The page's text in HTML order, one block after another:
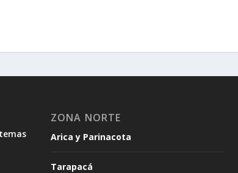
ZONA NORTE
Arica y Parinacota
Tarapacá